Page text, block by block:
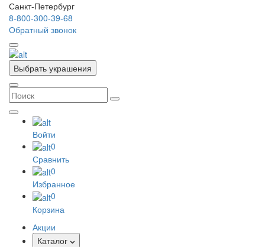
Санкт-Петербург
8-800-300-39-68
Обратный звонок
Выбрать украшения
Войти
0
Сравнить
0
Избранное
0
Корзина
Акции
Каталог